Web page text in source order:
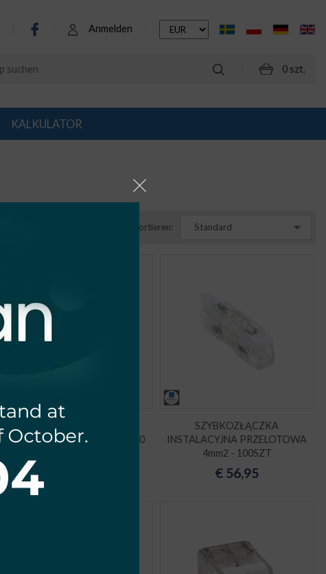
Anmelden
0 szt.
KALKULATOR
Sortieren: Standard
SZYBKOZŁĄCZKA
INSTALACYJNA 4mm2 x 2 - 100
SZYBKOZŁĄCZKA
INSTALACYJNA PRZELOTOWA
4mm2 - 100SZT
€ 56,95